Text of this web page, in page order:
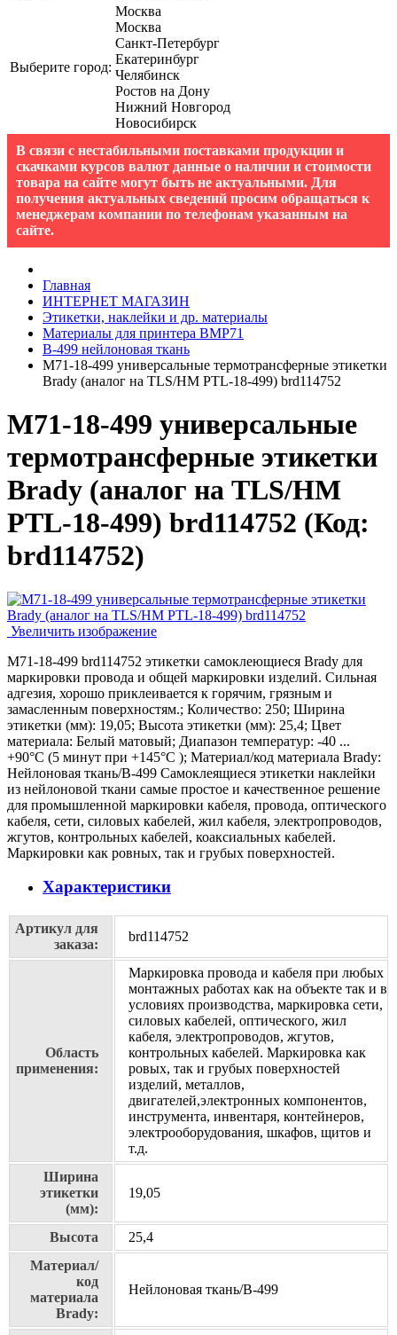
Выберите город:
Москва
Москва
Санкт-Петербург
Екатеринбург
Челябинск
Ростов на Дону
Нижний Новгород
Новосибирск
В связи с нестабильными поставками продукции и
скачками курсов валют данные о наличии и стоимости
товара на сайте могут быть не актуальными. Для
получения актуальных сведений просим обращаться к
менеджерам компании по телефонам указанным на
сайте.
Главная
ИНТЕРНЕТ МАГАЗИН
Этикетки, наклейки и др. материалы
Материалы для принтера BMP71
B-499 нейлоновая ткань
M71-18-499 универсальные термотрансферные этикетки
Brady (аналог на TLS/HM PTL-18-499) brd114752
M71-18-499 универсальные
термотрансферные этикетки
Brady (аналог на TLS/HM
PTL-18-499) brd114752 (Код:
brd114752)
Увеличить изображение
M71-18-499 brd114752 этикетки самоклеющиеся Brady для
маркировки провода и общей маркировки изделий. Сильная
адгезия, хорошо приклеивается к горячим, грязным и
замасленным поверхностям.; Количество: 250; Ширина
этикетки (мм): 19,05; Высота этикетки (мм): 25,4; Цвет
материала: Белый матовый; Диапазон температур: -40 ...
+90°С (5 минут при +145°С ); Материал/код материала Brady:
Нейлоновая ткань/В-499 Самоклеящиеся этикетки наклейки
из нейлоновой ткани самые простое и качественное решение
для промышленной маркировки кабеля, провода, оптического
кабеля, сети, силовых кабелей, жил кабеля, электропроводов,
жгутов, контрольных кабелей, коаксиальных кабелей.
Маркировки как ровных, так и грубых поверхностей.
Характеристики
Артикул для
заказа:
brd114752
Область
применения:
Маркировка провода и кабеля при любых
монтажных работах как на объекте так и в
условиях производства, маркировка сети,
силовых кабелей, оптического, жил
кабеля, электропроводов, жгутов,
контрольных кабелей. Маркировка как
ровых, так и грубых поверхностей
изделий, металлов,
двигателей,электронных компонентов,
инструмента, инвентаря, контейнеров,
электрооборудования, шкафов, щитов и
т.д.
Ширина
этикетки
(мм):
19,05
Высота
25,4
Материал/
код
материала
Brady:
Нейлоновая ткань/В-499